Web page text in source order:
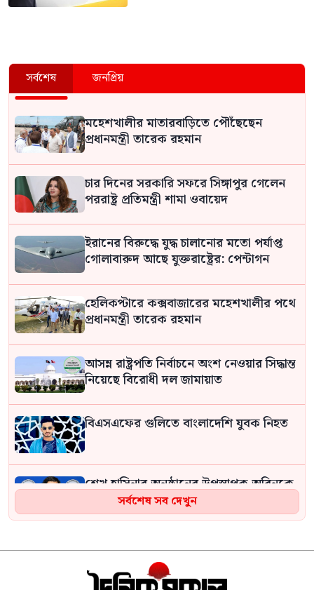
সর্বশেষ জনপ্রিয়
মহেশখালীর মাতারবাড়িতে পৌঁছেছেন
প্রধানমন্ত্রী তারেক রহমান
চার দিনের সরকারি সফরে সিঙ্গাপুর গেলেন
পররাষ্ট্র প্রতিমন্ত্রী শামা ওবায়েদ
ইরানের বিরুদ্ধে যুদ্ধ চালানোর মতো পর্যাপ্ত
গোলাবারুদ আছে যুক্তরাষ্ট্রের: পেন্টাগন
হেলিকপ্টারে কক্সবাজারের মহেশখালীর পথে
প্রধানমন্ত্রী তারেক রহমান
আসন্ন রাষ্ট্রপতি নির্বাচনে অংশ নেওয়ার সিদ্ধান্ত
নিয়েছে বিরোধী দল জামায়াত
বিএসএফের গুলিতে বাংলাদেশি যুবক নিহত
শেখ হাসিনার অনুষ্ঠানের উপস্থাপক অরিনকে
ঘিরে সাতক্ষীরায় আলোচনা
নীতিমালার খবরকে ‘কাল্পনিক ও অসত্য’ বলল
সরকার
সর্বশেষ সব দেখুন